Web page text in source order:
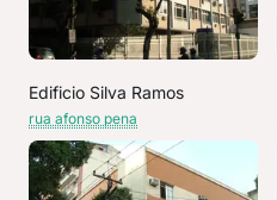
Edificio Silva Ramos
rua afonso pena